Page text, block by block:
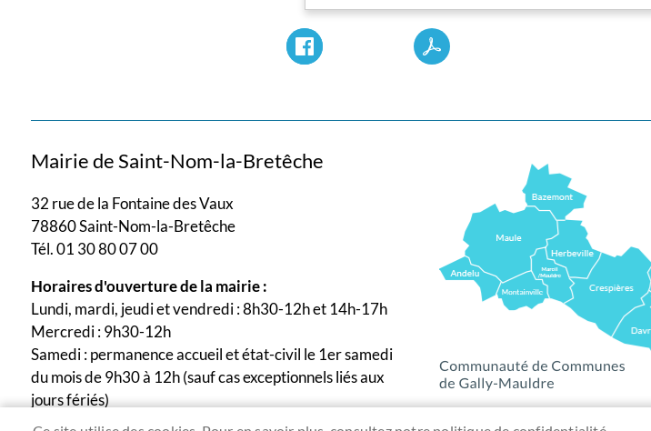
Mairie de Saint-Nom-la-Bretêche
32 rue de la Fontaine des Vaux
78860 Saint-Nom-la-Bretêche
Tél. 01 30 80 07 00
Horaires d'ouverture de la mairie :
Lundi, mardi, jeudi et vendredi : 8h30-12h et 14h-17h
Mercredi : 9h30-12h
Samedi : permanence accueil et état-civil le 1er samedi
du mois de 9h30 à 12h (sauf cas exceptionnels liés aux
jours fériés)